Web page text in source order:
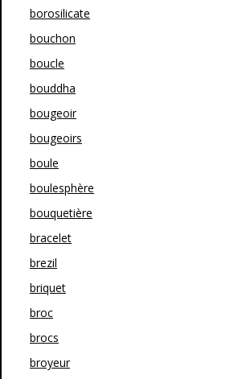
borosilicate
bouchon
boucle
bouddha
bougeoir
bougeoirs
boule
boulesphère
bouquetière
bracelet
brezil
briquet
broc
brocs
broyeur